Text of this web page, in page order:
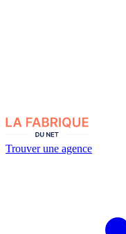
Trouver une agence